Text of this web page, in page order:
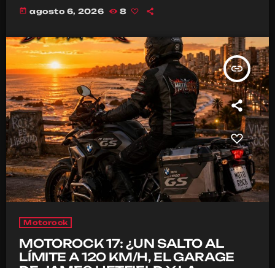
today agosto 6, 2026 8
insert_link
Motorock
MOTOROCK 17: ¿UN SALTO AL
LÍMITE A 120 KM/H, EL GARAGE